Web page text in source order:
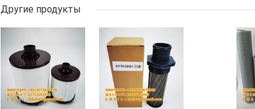
Другие продукты